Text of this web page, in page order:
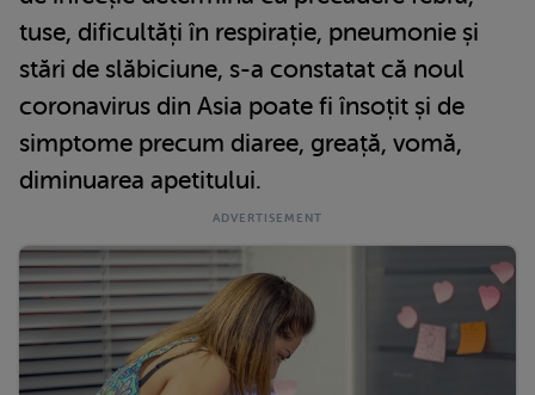
tuse, dificultăți în respirație, pneumonie și
stări de slăbiciune, s-a constatat că noul
coronavirus din Asia poate fi însoțit și de
simptome precum diaree, greață, vomă,
diminuarea apetitului.